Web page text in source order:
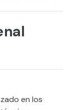
en los